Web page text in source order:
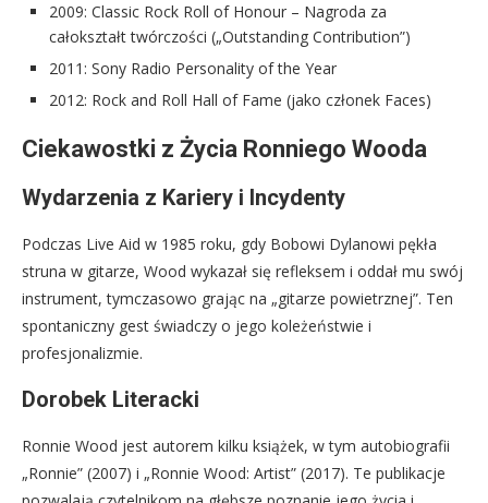
2009: Classic Rock Roll of Honour – Nagroda za
całokształt twórczości („Outstanding Contribution”)
2011: Sony Radio Personality of the Year
2012: Rock and Roll Hall of Fame (jako członek Faces)
Ciekawostki z Życia Ronniego Wooda
Wydarzenia z Kariery i Incydenty
Podczas Live Aid w 1985 roku, gdy Bobowi Dylanowi pękła
struna w gitarze, Wood wykazał się refleksem i oddał mu swój
instrument, tymczasowo grając na „gitarze powietrznej”. Ten
spontaniczny gest świadczy o jego koleżeństwie i
profesjonalizmie.
Dorobek Literacki
Ronnie Wood jest autorem kilku książek, w tym autobiografii
„Ronnie” (2007) i „Ronnie Wood: Artist” (2017). Te publikacje